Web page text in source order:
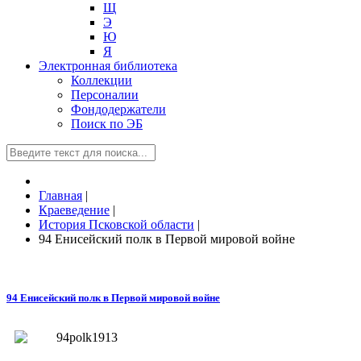
Щ
Э
Ю
Я
Электронная библиотека
Коллекции
Персоналии
Фондодержатели
Поиск по ЭБ
Главная |
Краеведение |
История Псковской области |
94 Енисейский полк в Первой мировой войне
94 Енисейский полк в Первой мировой войне